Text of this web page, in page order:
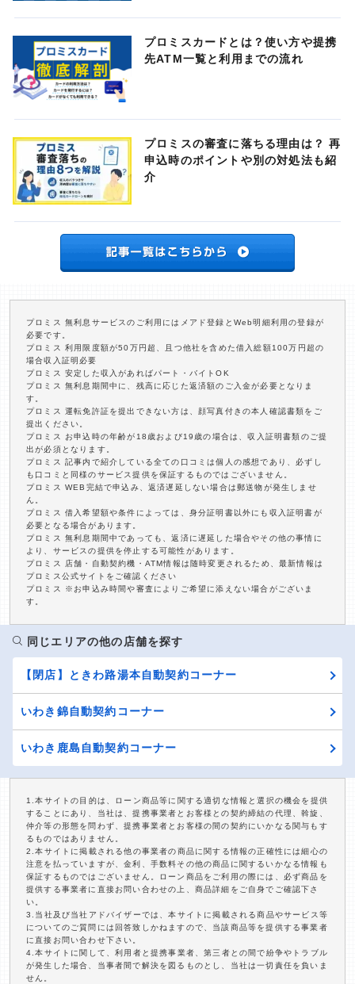
プロミスカードとは？使い方や提携
先ATM一覧と利用までの流れ
プロミスの審査に落ちる理由は？ 再
申込時のポイントや別の対処法も紹
介
プロミス 無利息サービスのご利用にはメアド登録とWeb明細利用の登録が
必要です。
プロミス 利用限度額が50万円超、且つ他社を含めた借入総額100万円超の
場合収入証明必要
プロミス 安定した収入があればパート・バイトOK
プロミス 無利息期間中に、残高に応じた返済額のご入金が必要となりま
す。
プロミス 運転免許証を提出できない方は、顔写真付きの本人確認書類をご
提出ください。
プロミス お申込時の年齢が18歳および19歳の場合は、収入証明書類のご提
出が必須となります。
プロミス 記事内で紹介している全ての口コミは個人の感想であり、必ずし
も口コミと同様のサービス提供を保証するものではございません。
プロミス WEB完結で申込み、返済遅延しない場合は郵送物が発生しませ
ん。
プロミス 借入希望額や条件によっては、身分証明書以外にも収入証明書が
必要となる場合があります。
プロミス 無利息期間中であっても、返済に遅延した場合やその他の事情に
より、サービスの提供を停止する可能性があります。
プロミス 店舗・自動契約機・ATM情報は随時変更されるため、最新情報は
プロミス公式サイトをご確認ください
プロミス ※お申込み時間や審査によりご希望に添えない場合がございま
す。
同じエリアの他の店舗を探す
【閉店】ときわ路湯本自動契約コーナー
いわき錦自動契約コーナー
いわき鹿島自動契約コーナー
1.本サイトの目的は、ローン商品等に関する適切な情報と選択の機会を提供
することにあり、当社は、提携事業者とお客様との契約締結の代理、斡旋、
仲介等の形態を問わず、提携事業者とお客様の間の契約にいかなる関与もす
るものではありません。
2.本サイトに掲載される他の事業者の商品に関する情報の正確性には細心の
注意を払っていますが、金利、手数料その他の商品に関するいかなる情報も
保証するものではございません。ローン商品をご利用の際には、必ず商品を
提供する事業者に直接お問い合わせの上、商品詳細をご自身でご確認下さ
い。
3.当社及び当社アドバイザーでは、本サイトに掲載される商品やサービス等
についてのご質問には回答致しかねますので、当該商品等を提供する事業者
に直接お問い合わせ下さい。
4.本サイトに関して、利用者と提携事業者、第三者との間で紛争やトラブル
が発生した場合、当事者間で解決を図るものとし、当社は一切責任を負いま
せん。